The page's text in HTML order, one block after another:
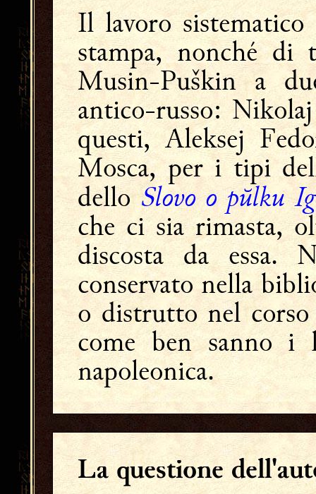
Il lavoro
stampa, nonché di
Musin-Puškin a
antico-russo:
questi, Aleksej
Mosca, per i tipi
delloSlovo o pŭlku
che ci sia rimasta,
discosta da essa.
conservato nella
o distrutto nel
come ben sanno i
napoleonica.
La questione